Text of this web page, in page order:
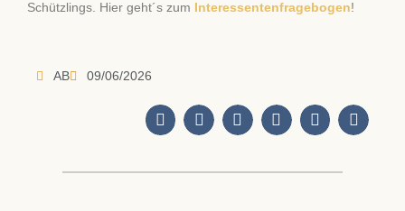
Schützlings. Hier geht´s zum
Interessentenfragebogen!
AB 09/06/2026